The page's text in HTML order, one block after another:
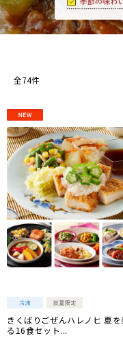
全74件
きくばりごぜんハレノヒ 夏を乗り切
る16食セット...